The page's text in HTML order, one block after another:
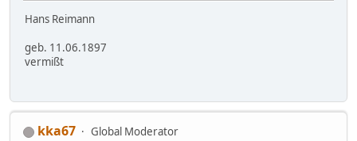
Hans Reimann
geb. 11.06.1897
vermißt
kka67
Global Moderator